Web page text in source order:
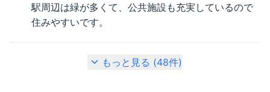
駅周辺は緑が多くて、公共施設も充実しているので
住みやすいです。
もっと見る (48件)